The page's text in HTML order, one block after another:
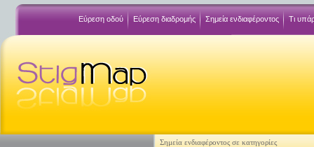
Εύρεση οδού Εύρεση διαδρομής Σημεία ενδιαφέροντος Τι
Σημεία ενδιαφέροντος σε κατηγορίες